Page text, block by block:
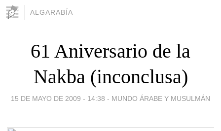
ALGARABÍA
61 Aniversario de la
Nakba (inconclusa)
15 DE MAYO DE 2009 - 14:38 - MUNDO ÁRABE Y MUSULMÁN